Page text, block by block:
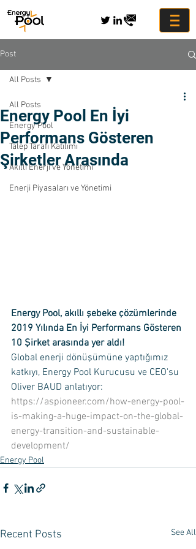
Post
All Posts
Energy Pool
Talep Tarafı Katılımı
Akıllı Enerji ve Yönetimi
Enerji Piyasaları ve Yönetimi
All Posts
Energy Pool En İyi
Performans Gösteren
Şirketler Arasında
Energy Pool, akıllı şebeke çözümlerinde
2019 Yılında En İyi Performans Gösteren
10 Şirket arasında yer aldı!
Global enerji dönüşümüne yaptığımız
katkıyı, Energy Pool Kurucusu ve CEO'su
Oliver BAUD anlatıyor:
https://aspioneer.com/how-energy-pool-
is-making-a-huge-impact-on-the-global-
energy-transition-and-sustainable-
development/
Energy Pool
Recent Posts See All